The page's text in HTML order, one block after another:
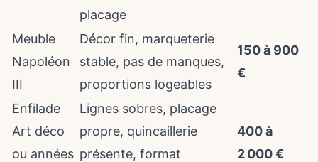
placage
Meuble
Napoléon
III
Décor fin, marqueterie
stable, pas de manques,
proportions logeables
150 à 900
€
Enfilade
Art déco
ou années
Lignes sobres, placage
propre, quincaillerie
présente, format
400 à
2 000 €